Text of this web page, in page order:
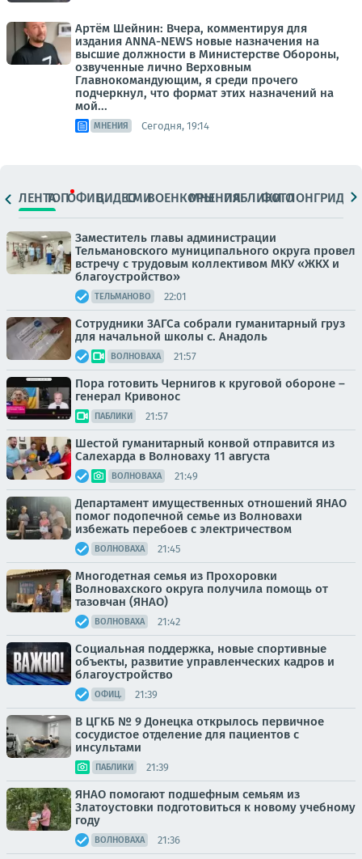
Артём Шейнин: Вчера, комментируя для
издания ANNA-NEWS новые назначения на
высшие должности в Министерстве Обороны,
озвученные лично Верховным
Главнокомандующим, я среди прочего
подчеркнул, что формат этих назначений на
мой...
МНЕНИЯ Сегодня, 19:14
ЛЕНТАТОПОФИЦ.ВИДЕОСМИВОЕНКОРЫМНЕНИЯПАБЛИКИ
ФОТОЛОНГРИДЫ
Заместитель главы администрации
Тельмановского муниципального округа провел
встречу с трудовым коллективом МКУ «ЖКХ и
благоустройство»
ТЕЛЬМАНОВО 22:01
Сотрудники ЗАГСа собрали гуманитарный груз
для начальной школы с. Анадоль
ВОЛНОВАХА 21:57
Пора готовить Чернигов к круговой обороне –
генерал Кривонос
ПАБЛИКИ 21:57
Шестой гуманитарный конвой отправится из
Салехарда в Волноваху 11 августа
ВОЛНОВАХА 21:49
Департамент имущественных отношений ЯНАО
помог подопечной семье из Волновахи
избежать перебоев с электричеством
ВОЛНОВАХА 21:45
Многодетная семья из Прохоровки
Волновахского округа получила помощь от
тазовчан (ЯНАО)
ВОЛНОВАХА 21:42
Социальная поддержка, новые спортивные
объекты, развитие управленческих кадров и
благоустройство
ОФИЦ. 21:39
В ЦГКБ № 9 Донецка открылось первичное
сосудистое отделение для пациентов с
инсультами
ПАБЛИКИ 21:39
ЯНАО помогают подшефным семьям из
Златоустовки подготовиться к новому учебному
году
ВОЛНОВАХА 21:36